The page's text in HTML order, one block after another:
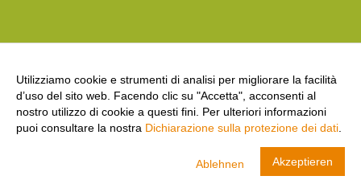
Utilizziamo cookie e strumenti di analisi per migliorare la facilità
d’uso del sito web. Facendo clic su "Accetta", acconsenti al
nostro utilizzo di cookie a questi fini. Per ulteriori informazioni
puoi consultare la nostra Dichiarazione sulla protezione dei dati
Ablehnen Akzeptieren
VISUALIZZA